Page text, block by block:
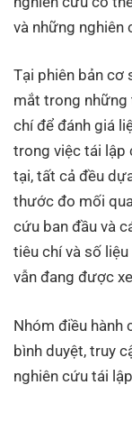
và những nghiên
Tại phiên bản cơ
mắt trong những
chí để đánh giá
trong việc tái lập
tại, tất cả đều
thước đo mối
cứu ban đầu và
tiêu chí và số
vẫn đang được
Nhóm điều hành
bình duyệt, truy
nghiên cứu tái